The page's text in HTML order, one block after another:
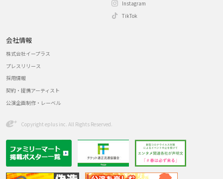
Instagram
TikTok
会社情報
株式会社イープラス
プレスリリース
採用情報
契約・提携アーティスト
公演企画制作・レーベル
Copyright eplus inc. All Rights Reserved.